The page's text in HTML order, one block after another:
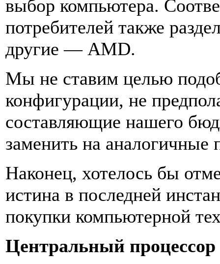
выбор компьютера.
потребителей также
другие — AMD.
Мы не ставим целью
конфигурации, не
составляющие нашего
заменить на аналогичные
Наконец, хотелось бы
истина в последней
покупки компьютерной
Центральный